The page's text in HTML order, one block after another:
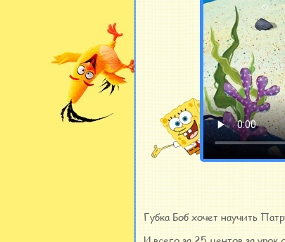
Губка Боб хочет научить